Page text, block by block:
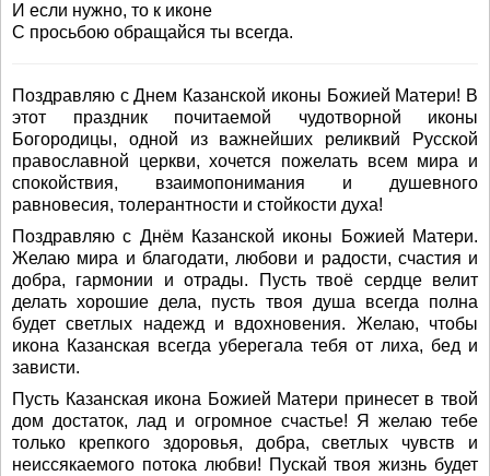
И если нужно, то к иконе
С просьбою обращайся ты всегда.
Поздравляю с Днем Казанской иконы Божией Матери! В
этот праздник почитаемой чудотворной иконы
Богородицы, одной из важнейших реликвий Русской
православной церкви, хочется пожелать всем мира и
спокойствия, взаимопонимания и душевного
равновесия, толерантности и стойкости духа!
Поздравляю с Днём Казанской иконы Божией Матери.
Желаю мира и благодати, любови и радости, счастия и
добра, гармонии и отрады. Пусть твоё сердце велит
делать хорошие дела, пусть твоя душа всегда полна
будет светлых надежд и вдохновения. Желаю, чтобы
икона Казанская всегда уберегала тебя от лиха, бед и
зависти.
Пусть Казанская икона Божией Матери принесет в твой
дом достаток, лад и огромное счастье! Я желаю тебе
только крепкого здоровья, добра, светлых чувств и
неиссякаемого потока любви! Пускай твоя жизнь будет